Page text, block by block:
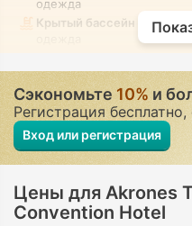
одежда
Крытый бассейн
•
Скромная купальная
Спа• Для женщин •
Спа• В аренду •
Спа-центр, Сауна, Парная
Гидромассажная ванна /
Полностью уединенно
Парная комната, Хамам,
Массаж• В аренду •
Гидромассажная ванна/
Сэкономьте10%и
Регистрация бесплатно,
Вход или регистрация
Цены для Akrones
Convention Hotel